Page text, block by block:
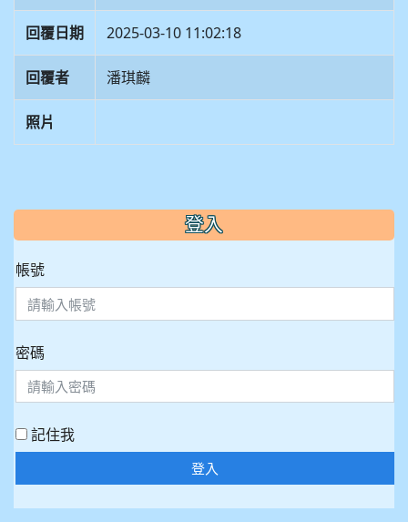
回覆日期 2025-03-10 11:02:18
回覆者 潘琪麟
照片
::: 登入
帳號
密碼
記住我
登入